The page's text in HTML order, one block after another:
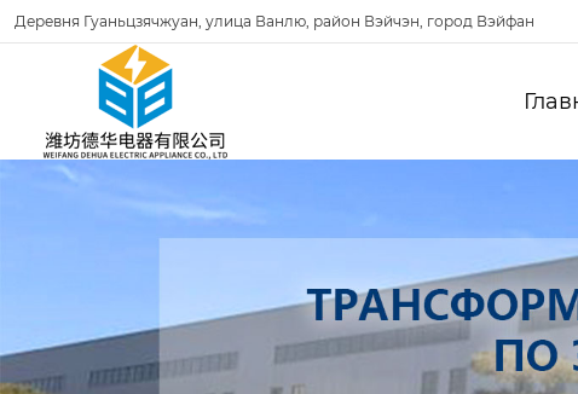
Деревня Гуаньцзячжуан, улица Ванлю, район Вэйчэн, город Вэйфан